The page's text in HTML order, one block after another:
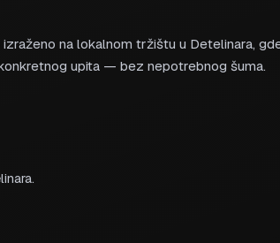
na lokalnom tržištu u Detelinara,
upita — bez nepotrebnog šuma.